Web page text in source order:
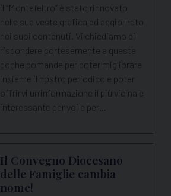
il “Montefeltro” è stato rinnovato
nella sua veste grafica ed aggiornato
nei suoi contenuti. Vi chiediamo di
rispondere cortesemente a queste
poche domande per poter migliorare
insieme il nostro periodico e poter
offrirvi un’informazione il più vicina e
interessante per voi e per…
Il Convegno Diocesano
delle Famiglie cambia
nome!